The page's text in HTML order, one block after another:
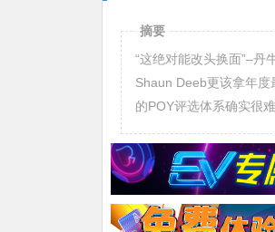
摘要
“这绝对能改头换面”–
Shaun Deeb更该拿年
的POY评选体系确实很